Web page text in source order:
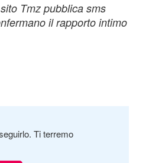
Tmz pubblica sms
il rapporto intimo
Ti terremo